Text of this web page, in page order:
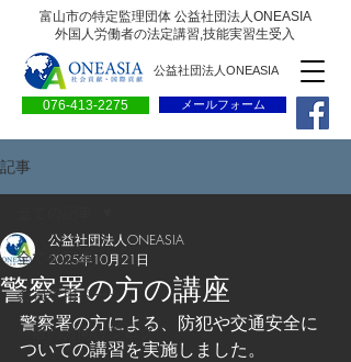
富山市の特定監理団体 公益社団法人ONEASIA
外国人労働者の法定講習,技能実習生受入
076-413-2275
公益社団法人ONEASIA
メールフォーム
記事
全ての記事
会員専用ページ
一般の方向けブログ
警察署の方の講座
公益社団法人ONEASIA
2025年10月21日
警察署の方による、防犯や交通安全に
ついての講習を実施しました。